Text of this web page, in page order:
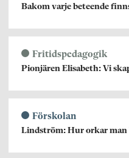
Bakom varje beteende
Fritidspedagogik
Pionjären Elisabeth: Vi
Förskolan
Lindström: Hur orkar man